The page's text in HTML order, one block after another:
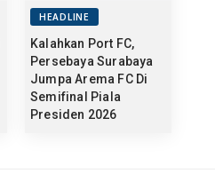
HEADLINE
Kalahkan Port FC,
Persebaya Surabaya
Jumpa Arema FC Di
Semifinal Piala
Presiden 2026